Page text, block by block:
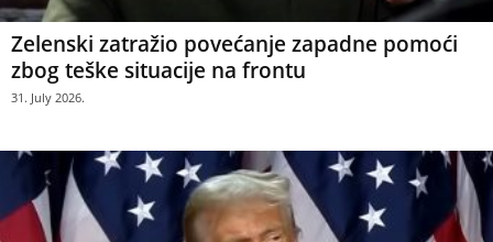
Zelenski zatražio povećanje zapadne pomoći
zbog teške situacije na frontu
31. July 2026.